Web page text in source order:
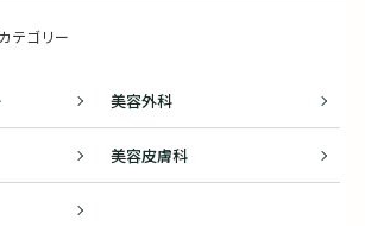
カテゴリー
美容外科
美容皮膚科